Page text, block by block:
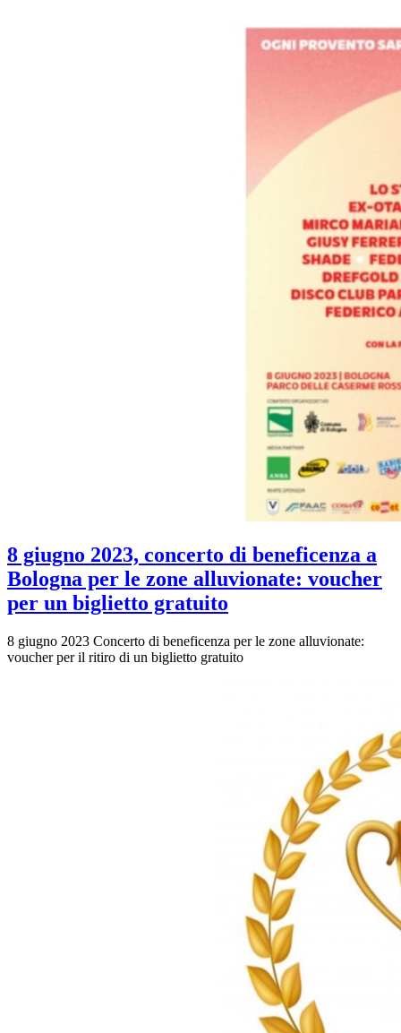
8 giugno 2023, concerto di beneficenza a
Bologna per le zone alluvionate: voucher
per un biglietto gratuito
8 giugno 2023 Concerto di beneficenza per le zone alluvionate:
voucher per il ritiro di un biglietto gratuito